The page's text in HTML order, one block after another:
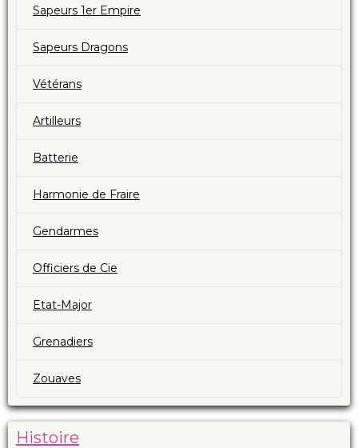
Sapeurs 1er Empire
Sapeurs Dragons
Vétérans
Artilleurs
Batterie
Harmonie de Fraire
Gendarmes
Officiers de Cie
Etat-Major
Grenadiers
Zouaves
Histoire